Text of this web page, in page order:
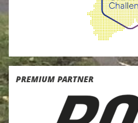
PREMIUM PARTNER